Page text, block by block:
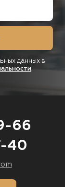
данных в
66
40